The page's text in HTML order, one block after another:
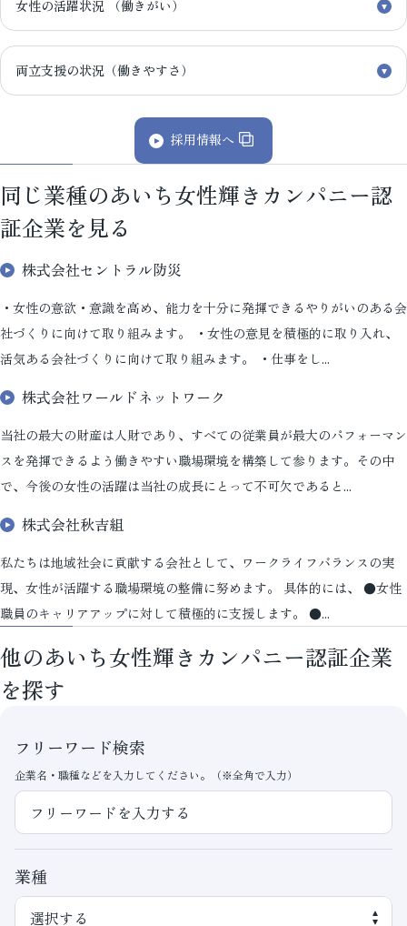
女性の活躍状況 （働きがい）
両立支援の状況（働きやすさ）
採用情報へ
同じ業種のあいち女性輝きカンパニー認
証企業を見る
株式会社セントラル防災
・女性の意欲・意識を高め、能力を十分に発揮できるやりがいのある会
社づくりに向けて取り組みます。 ・女性の意見を積極的に取り入れ、
活気ある会社づくりに向けて取り組みます。 ・仕事をし...
株式会社ワールドネットワーク
当社の最大の財産は人財であり、すべての従業員が最大のパフォーマン
スを発揮できるよう働きやすい職場環境を構築して参ります。その中
で、今後の女性の活躍は当社の成長にとって不可欠であると...
株式会社秋吉組
私たちは地域社会に貢献する会社として、ワークライフバランスの実
現、女性が活躍する職場環境の整備に努めます。 具体的には、 ●女性
職員のキャリアアップに対して積極的に支援します。 ●...
他のあいち女性輝きカンパニー認証企業
を探す
フリーワード検索
企業名・職種などを入力してください。（※全角で入力）
業種